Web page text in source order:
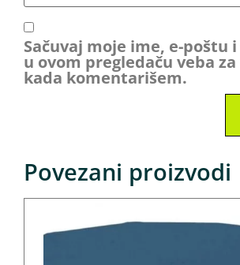
Sačuvaj moje ime, e-poštu
u ovom pregledaču veba
kada komentarišem.
Povezani proizvodi